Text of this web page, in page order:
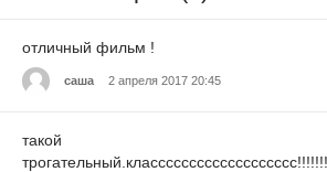
отличный фильм !
саша 2 апреля 2017 20:45
такой